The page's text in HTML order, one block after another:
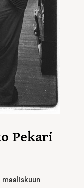
Pekari
maaliskuun